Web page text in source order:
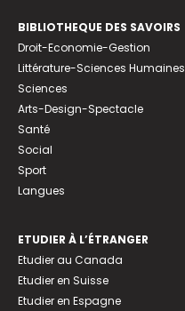
BIBLIOTHEQUE DES SAVOIRS
Droit-Economie-Gestion
Littérature-Sciences Humaines
Sciences
Arts-Design-Spectacle
Santé
Social
Sport
Langues
ETUDIER À L’ÉTRANGER
Etudier au Canada
Etudier en Suisse
Etudier en Espagne